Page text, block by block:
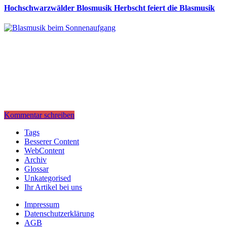
Hochschwarzwälder Blosmusik Herbscht feiert die Blasmusik
Kommentar schreiben
Tags
Besserer Content
WebContent
Archiv
Glossar
Unkategorised
Ihr Artikel bei uns
Impressum
Datenschutzerklärung
AGB